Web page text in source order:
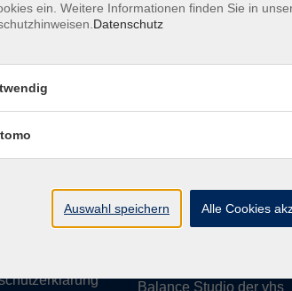
Tel. 0961 48178-0
Fax 0961 48178-55
Balance Studio der vhs
ein. Weitere Informationen finden Sie in
Datenschutz
Auswahl speichern Alle Cookies